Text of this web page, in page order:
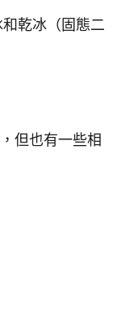
乾冰（固態二
但也有一些相